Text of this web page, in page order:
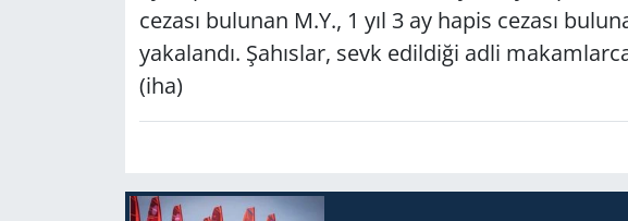
cezası bulunan M.Y., 1 yıl 3 ay hapis cezası
yakalandı. Şahıslar, sevk edildiği adli
(iha)